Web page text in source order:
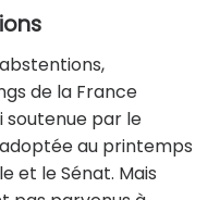
de la France
soutenue par le
au printemps
et le Sénat. Mais